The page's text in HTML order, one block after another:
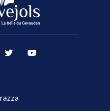
le compte Facebook
vers le compte
Lien vers le compte
Lien vers la